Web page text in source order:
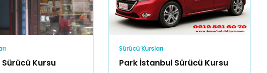
Kursu
Sürücü Kursları
Park İstanbul Sürücü Kursu